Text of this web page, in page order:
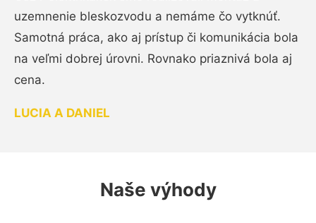
uzemnenie bleskozvodu a nemáme čo vytknúť.
Samotná práca, ako aj prístup či komunikácia bola
na veľmi dobrej úrovni. Rovnako priaznivá bola aj
cena.
LUCIA A DANIEL
Naše výhody